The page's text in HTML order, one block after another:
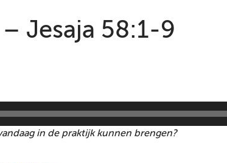
Jesaja 58:1-9
in de praktijk kunnen brengen?